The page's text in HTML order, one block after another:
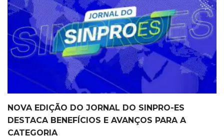
NOVA EDIÇÃO DO JORNAL DO SINPRO-ES
DESTACA BENEFÍCIOS E AVANÇOS PARA A
CATEGORIA